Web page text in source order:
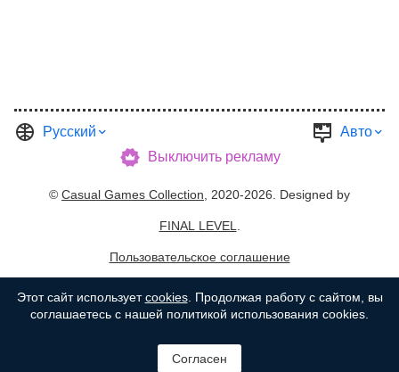
Русский
Авто
Выключить рекламу
© Casual Games Collection, 2020-2026. Designed by
FINAL LEVEL.
Пользовательское соглашение
Этот сайт используетcookies. Продолжая работу с сайтом, вы
соглашаетесь с нашей политикой использования cookies.